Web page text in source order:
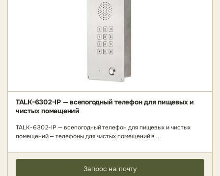
TALK-6302-IP — всепогодный телефон для пищевых и
чистых помещений
TALK-6302-IP — всепогодный телефон для пищевых и чистых
помещений — телефоны для чистых помещений в ..
Запрос на почту